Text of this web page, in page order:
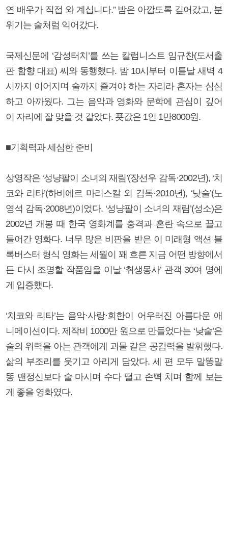
연 배우가 직접 와 계십니다.” 밤은 아깝도록 깊어갔고, 분
위기는 술처럼 익어갔다.
국제신문에 ‘감성터치’를 쓰는 칼럼니스트 임규찬(도서출
판 함향 대표) 씨와 동행했다. 밤 10시부터 이튿날 새벽 4
시까지 이어지며 술까지 즐겨야 하는 자리라 혼자는 심심
하고 아까웠다. 그는 음악과 영화와 문학에 관심이 깊어
이 자리에 잘 맞을 것 같았다. 푯값은 1인 1만8000원.
■기획력과 세심한 준비
상영작은 ‘성냥팔이 소녀의 재림’(장선우 감독·2002년), ‘치
코와 리타’(하비에르 마리스칼 외 감독·2010년), ‘낮술’(노
영석 감독·2008년)이었다. ‘성냥팔이 소녀의 재림’(성소)은
2002년 개봉 때 한국 영화계를 충격과 혼란 속으로 끌고
들어간 영화다. 너무 많은 비판을 받은 이 미래형 액션 블
록버스터 형식 영화는 세월이 꽤 흐른 지금 어떤 방향에서
든 다시 조명할 작품임을 이날 ‘취생몽사’ 관객 30여 명에
게 입증했다.
‘치코와 리타’는 음악·사랑·회한이 어우러진 아름다운 애
니메이션이다. 제작비 1000만 원으로 만들었다는 ‘낮술’은
술의 위력을 아는 관객에게 괴물 같은 공감력을 발휘했다.
삶의 부조리를 웃기고 아리게 담았다. 세 편 모두 말똥말
똥 맨정신보다 술 마시며 수다 떨고 손뼉 치며 함께 보는
게 좋을 영화였다.